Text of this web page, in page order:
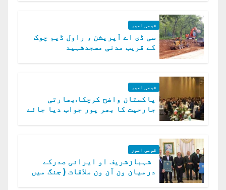
قومی امور
سی ڈی اے آپریشن ، راول ڈیم چوک
کے قریب مدنی مسجدشہید
قومی امور
پاکستان واضح کرچکا.بھارتی
جارحیت کا بھر پور جواب دیا جائے
قومی امور
شہبازشریف او ایرانی صدرکے
درمیان ون آن ون ملاقات ( جنگ میں